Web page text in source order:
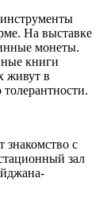
На выставке
монеты.
книги
живут в
знакомство с
зал